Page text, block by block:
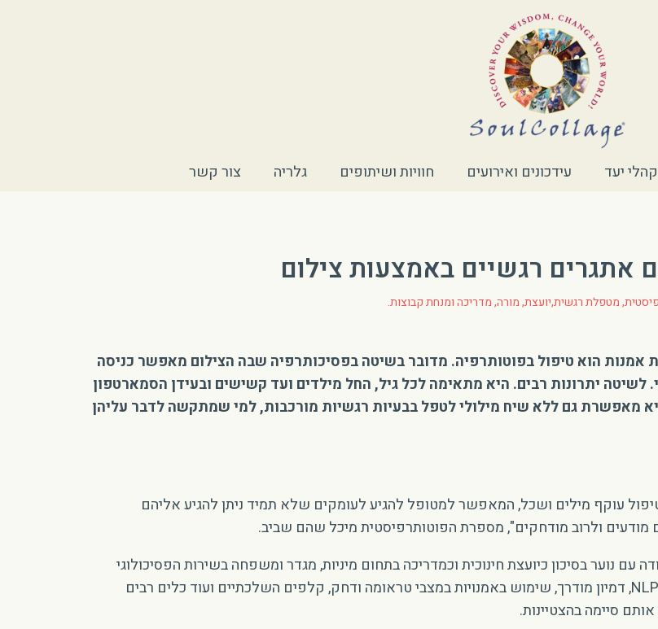
יעד עידכונים ואירועים חוויות ושיתופים גלריה צור קשר
אתגרים רגשיים באמצעות צילום
מטפלת רגשית,יועצת, מורה, מדריכה ומנחת קבוצות.
אמנות הוא טיפול בפוטותרפיה. מדובר בשיטה בפסיכותרפיה שבה הצילום מאפשר כניסה
יתרונות רבים. היא מתאימה לכל גיל, החל מילדים ועד קשישים ובעידן הסמארטפון
מאפשרת גם ללא שיח מילולי לטפל בבעיות רגשיות מורכבות, למי שמתקשה לדבר עליהן
עוקף מילים ושכל, המאפשר למטופל להגיע לעומקים שלא תמיד ניתן להגיע אליהם
ולרוב מודחקים", מספרת הפוטותרפיסטית מיכל שהם שביב.
נוער בסיכון כיועצת חינוכית וכמדריכה בתחום מיניות, מגדר ומשפחה בשירות הפסיכולוגי
הייעוצי. לאורך הדרך אספה מיכל כלים טיפוליים רבים, בהם NLP, דמיון מודרך, שימוש באמנויות במצבי טראומה ודחק, קלפים השלכתיים ועוד כלים רבים
סיימה בהצטיינות.